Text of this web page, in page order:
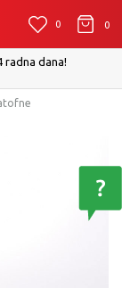
0 0
radna dana!